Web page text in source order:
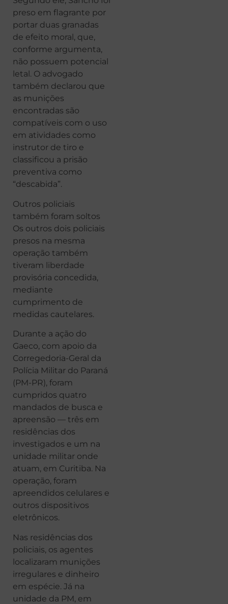
preso em flagrante por
portar duas granadas
de efeito moral, que,
conforme argumenta,
não possuem potencial
letal. O advogado
também declarou que
as munições
encontradas são
compatíveis com o uso
em atividades como
instrutor de tiro e
classificou a prisão
preventiva como
“descabida”.
Outros policiais
também foram soltos
Os outros dois policiais
presos na mesma
operação também
tiveram liberdade
provisória concedida,
mediante
cumprimento de
medidas cautelares.
Durante a ação do
Gaeco, com apoio da
Corregedoria-Geral da
Polícia Militar do Paraná
(PM-PR), foram
cumpridos quatro
mandados de busca e
apreensão — três em
residências dos
investigados e um na
unidade militar onde
atuam, em Curitiba. Na
operação, foram
apreendidos celulares e
outros dispositivos
eletrônicos.
Nas residências dos
policiais, os agentes
localizaram munições
irregulares e dinheiro
em espécie. Já na
unidade da PM, em